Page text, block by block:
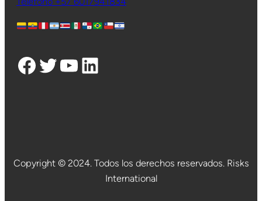
Facebook Twitter YouTube LinkedIn
Copyright © 2024. Todos los derechos reservados. Risks
International